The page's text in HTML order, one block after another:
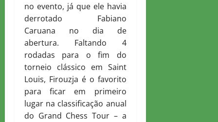
no evento, já que ele havia
derrotado Fabiano
Caruana no dia de
abertura. Faltando 4
rodadas para o fim do
torneio clássico em Saint
Louis, Firouzja é o favorito
para ficar em primeiro
lugar na classificação anual
do Grand Chess Tour – a